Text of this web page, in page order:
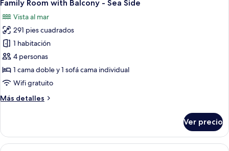
individual
todas
las
fotos
de
Family
Room
with
Balcony
-
Family Room with Balcony - Sea Side
Vista al mar
291 pies cuadrados
1 habitación
4 personas
1 cama doble y 1 sofá cama individual
Wifi gratuito
Más detalles
Más
Room
with
Ver precio
Abrir
Habitación de hotel con cama,